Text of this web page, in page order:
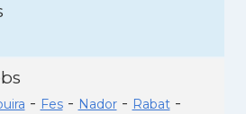
- Fes- Nador- Rabat-